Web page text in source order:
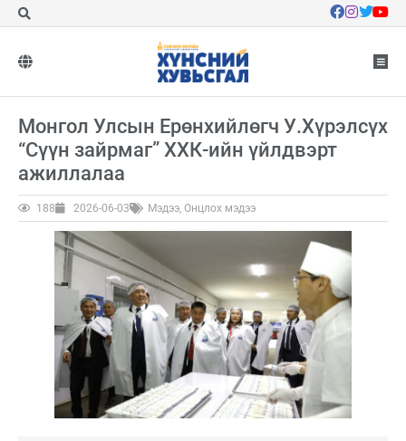
Монгол Улсын Ерөнхийлөгч У.Хүрэлсүх
“Сүүн зайрмаг” ХХК-ийн үйлдвэрт
ажиллалаа
188 2026-06-03 Мэдээ, Онцлох мэдээ